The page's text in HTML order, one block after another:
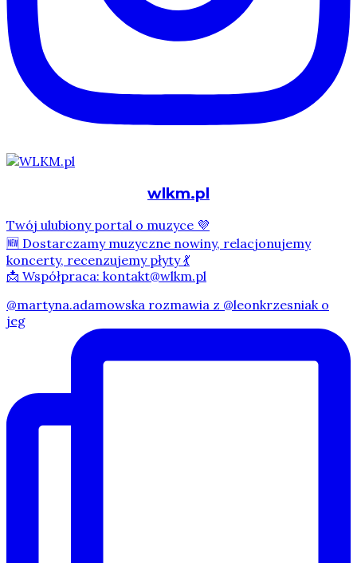
wlkm.pl
Twój ulubiony portal o muzyce 💜
🆕 Dostarczamy muzyczne nowiny, relacjonujemy
koncerty, recenzujemy płyty 💃
📩 Współpraca: kontakt@wlkm.pl
@martyna.adamowska rozmawia z @leonkrzesniak o
jeg